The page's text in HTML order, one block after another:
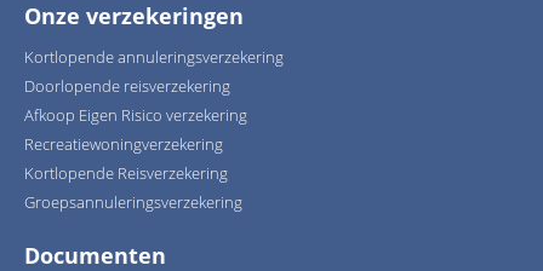
Onze verzekeringen
Kortlopende annuleringsverzekering
Doorlopende reisverzekering
Afkoop Eigen Risico verzekering
Recreatiewoningverzekering
Kortlopende Reisverzekering
Groepsannuleringsverzekering
Documenten